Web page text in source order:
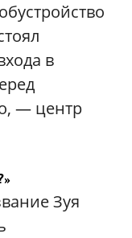
в
— центр
Зуя